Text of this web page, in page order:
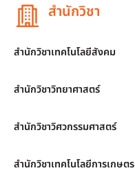
สำนักวิชา
สำนักวิชาเทคโนโลยีสังคม
สำนักวิชาวิทยาศาสตร์
สำนักวิชาวิศวกรรมศาสตร์
สำนักวิชาเทคโนโลยีการเกษตร